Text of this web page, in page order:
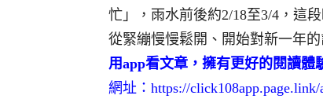
忙」，雨水前後約2/18至3/4，這
從緊繃慢慢鬆開、開始對新一年
用app看文章，擁有更好的閱讀體
網址： https://click108app.page.link/